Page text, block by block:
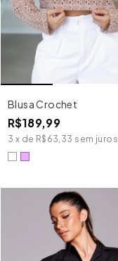
Blusa Crochet
R$189,99
3 x de R$63,33 sem juros